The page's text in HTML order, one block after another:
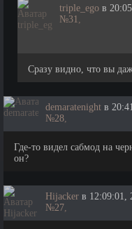
triple_ego в
№31
Cразу видно, что вы
demaratenight в
№28
Где-то видел сабмод на
он?
Hijacker в 12:09:01,
№27